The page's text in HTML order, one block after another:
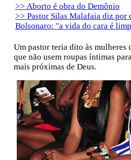
>> Aborto é obra do Demônio
>> Pastor Silas Malafaia diz por
Bolsonaro: "a vida do cara é
Um pastor teria dito às mulheres
que não usem roupas íntimas
mais próximas de Deus.